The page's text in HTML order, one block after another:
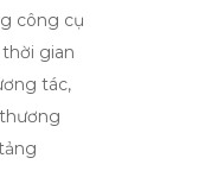
công cụ
gian
tác,